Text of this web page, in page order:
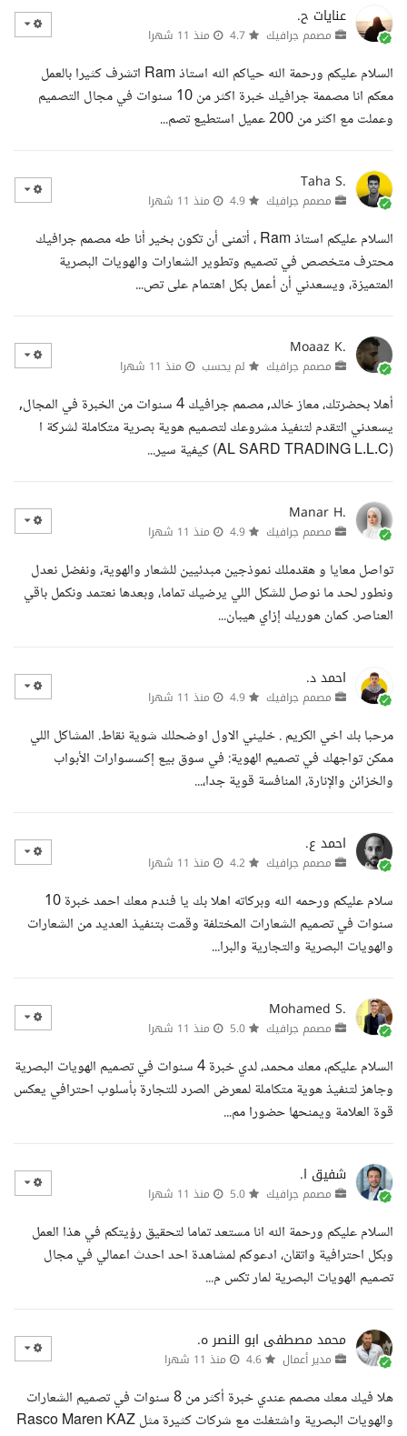
عنايات ح.
مصمم جرافيك منذ 11 شهرا
السلام عليكم ورحمة الله حياكم الله استاذ Ram اتشرف كثيرا بالعمل
معكم انا مصممة جرافيك خبرة اكثر من 10 سنوات في مجال التصميم
وعملت مع اكثر من 200 عميل استطيع تصم...
Taha S.
مصمم جرافيك منذ 11 شهرا
السلام عليكم استاذ Ram ، أتمنى أن تكون بخير أنا طه مصمم جرافيك
محترف متخصص في تصميم وتطوير الشعارات والهويات البصرية
المتميزة، ويسعدني أن أعمل بكل اهتمام على تص...
Moaaz K.
مصمم جرافيك لم يحسب منذ 11 شهرا
أهلا بحضرتك، معاز خالد, مصمم جرافيك 4 سنوات من الخبرة في المجال,
يسعدني التقدم لتنفيذ مشروعك لتصميم هوية بصرية متكاملة لشركة ا
(AL SARD TRADING L.L.C) كيفية سير...
Manar H.
مصمم جرافيك منذ 11 شهرا
تواصل معايا و هقدملك نموذجين مبدئيين للشعار والهوية، ونفضل نعدل
ونطور لحد ما نوصل للشكل اللي يرضيك تماما، وبعدها نعتمد ونكمل باقي
العناصر. كمان هوريك إزاي هيبان...
احمد د.
مصمم جرافيك منذ 11 شهرا
مرحبا بك اخي الكريم . خليني الاول اوضحلك شوية نقاط. المشاكل اللي
ممكن تواجهك في تصميم الهوية: في سوق بيع إكسسوارات الأبواب
والخزائن والإنارة، المنافسة قوية جدا،...
احمد ع.
مصمم جرافيك منذ 11 شهرا
سلام عليكم ورحمه الله وبركاته اهلا بك يا فندم معك احمد خبرة 10
سنوات في تصميم الشعارات المختلفة وقمت بتنفيذ العديد من الشعارات
والهويات البصرية والتجارية والبرا...
Mohamed S.
مصمم جرافيك منذ 11 شهرا
السلام عليكم، معك محمد، لدي خبرة 4 سنوات في تصميم الهويات البصرية
وجاهز لتنفيذ هوية متكاملة لمعرض الصرد للتجارة بأسلوب احترافي يعكس
قوة العلامة ويمنحها حضورا مم...
شفيق ا.
مصمم جرافيك منذ 11 شهرا
السلام عليكم ورحمة الله انا مستعد تماما لتحقيق رؤيتكم في هذا العمل
وبكل احترافية واتقان، ادعوكم لمشاهدة احد احدث اعمالي في مجال
تصميم الهويات البصرية لمار تكس م...
محمد مصطفى ابو النصر ه.
مدير أعمال منذ 11 شهرا
هلا فيك معك مصمم عندي خبرة أكثر من 8 سنوات في تصميم الشعارات
والهويات البصرية واشتغلت مع شركات كثيرة مثل Rasco Maren KAZ